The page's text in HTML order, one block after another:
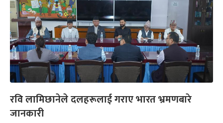
रवि लामिछानेले दलहरूलाई गराए भारत भ्रमणबारे
जानकारी